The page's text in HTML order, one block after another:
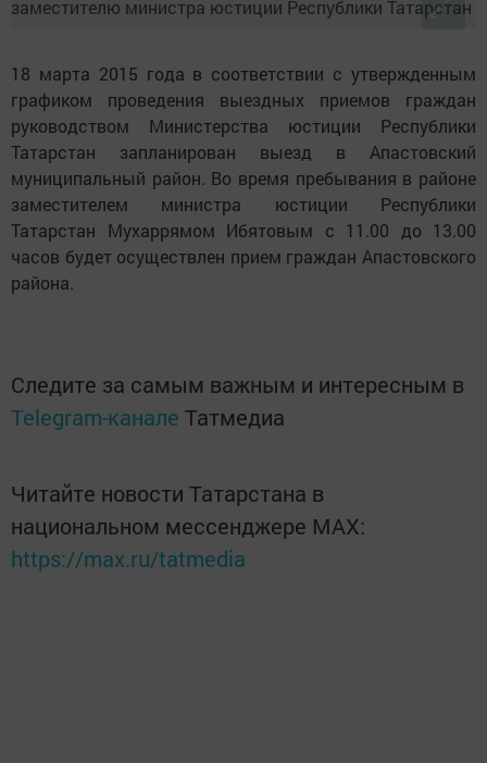
18 марта 2015 года в соответствии с утвержденным
графиком проведения выездных приемов граждан
руководством Министерства юстиции Республики
Татарстан запланирован выезд в Апастовский
муниципальный район. Во время пребывания в районе
заместителем министра юстиции Республики
Татарстан Мухаррямом Ибятовым с 11.00 до 13.00
часов будет осуществлен прием граждан Апастовского
района.
Следите за самым важным и интересным в
Telegram-канале Татмедиа
Читайте новости Татарстана в
национальном мессенджере MАХ:
https://max.ru/tatmedia